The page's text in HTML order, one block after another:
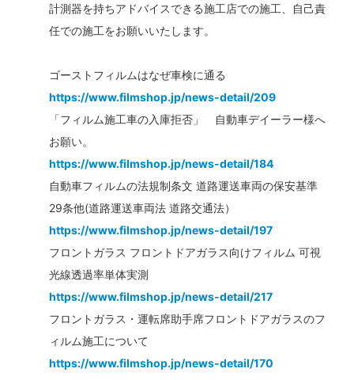
計測器を持ちアドバイスできる施工店での施工、自己責
任での施工をお願いいたします。
ゴーストフィルムはなぜ車検に通る
https://www.filmshop.jp/news-detail/209
「フィルム施工車の入庫拒否」 自動車デイーラー様へ
お願い。
https://www.filmshop.jp/news-detail/184
自動車フィルムの法規制条文 道路運送車両の保安基準
29条他(道路運送車両法 道路交通法）
https://www.filmshop.jp/news-detail/197
フロントガラス フロントドアガラス向けフィルム 可視
光線透過率単体実測
https://www.filmshop.jp/news-detail/217
フロントガラス・運転席助手席フロントドアガラスのフ
ィルム施工について
https://www.filmshop.jp/news-detail/170